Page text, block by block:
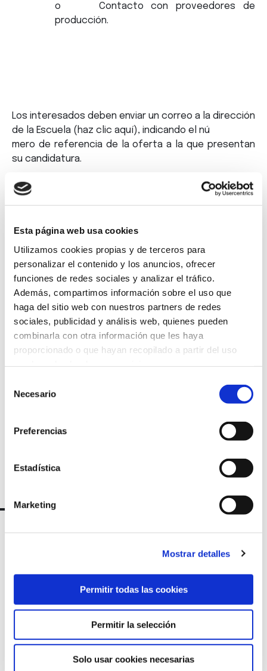
Esta página web usa cookies
Utilizamos cookies propias y de terceros para
personalizar el contenido y los anuncios, ofrecer
funciones de redes sociales y analizar el tráfico.
Además, compartimos información sobre el uso que
haga del sitio web con nuestros partners de redes
sociales, publicidad y análisis web, quienes pueden
combinarla con otra información que les haya
proporcionado o que hayan recopilado a partir del uso
Necesario
Preferencias
Estadística
Marketing
Mostrar detalles
Permitir todas las cookies
Permitir la selección
Solo usar cookies necesarias
o Contacto con proveedores de
producción.
Los interesados deben enviar un correo a la dirección
de la Escuela (haz clic aquí), indicando el nú
mero de referencia de la oferta a la que presentan
su candidatura.
Volver
Suscríbete a
nuestra
newsletter
Marqués de Amboage 12, 1º
15006 A Coruña